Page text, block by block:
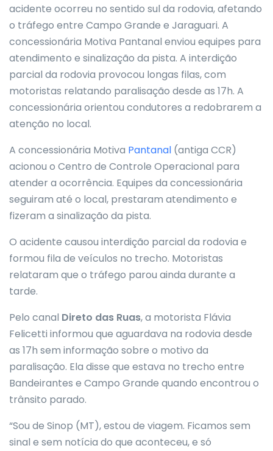
acidente ocorreu no sentido sul da rodovia, afetando
o tráfego entre Campo Grande e Jaraguari. A
concessionária Motiva Pantanal enviou equipes para
atendimento e sinalização da pista. A interdição
parcial da rodovia provocou longas filas, com
motoristas relatando paralisação desde as 17h. A
concessionária orientou condutores a redobrarem a
atenção no local.
A concessionária Motiva Pantanal (antiga CCR)
acionou o Centro de Controle Operacional para
atender a ocorrência. Equipes da concessionária
seguiram até o local, prestaram atendimento e
fizeram a sinalização da pista.
O acidente causou interdição parcial da rodovia e
formou fila de veículos no trecho. Motoristas
relataram que o tráfego parou ainda durante a
tarde.
Pelo canal Direto das Ruas, a motorista Flávia
Felicetti informou que aguardava na rodovia desde
as 17h sem informação sobre o motivo da
paralisação. Ela disse que estava no trecho entre
Bandeirantes e Campo Grande quando encontrou o
trânsito parado.
“Sou de Sinop (MT), estou de viagem. Ficamos sem
sinal e sem notícia do que aconteceu, e só